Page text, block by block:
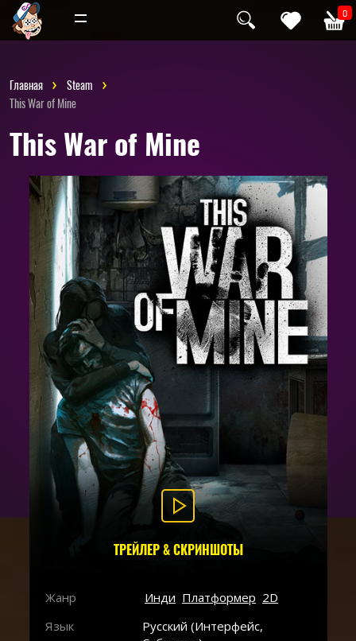
0
Инди
Главная
Steam
This War of Mine
This War of Mine
ТРЕЙЛЕР & СКРИНШОТЫ
Жанр Инди Платформер 2D
Язык
Русский (Интерфейс,